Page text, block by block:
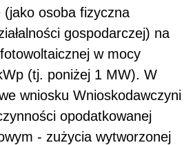
(jako osoba fizyczna
gospodarczej) na
w mocy
(tj. poniżej 1 MW). W
wniosku Wnioskodawczyni
opodatkowanej
- zużycia wytworzonej